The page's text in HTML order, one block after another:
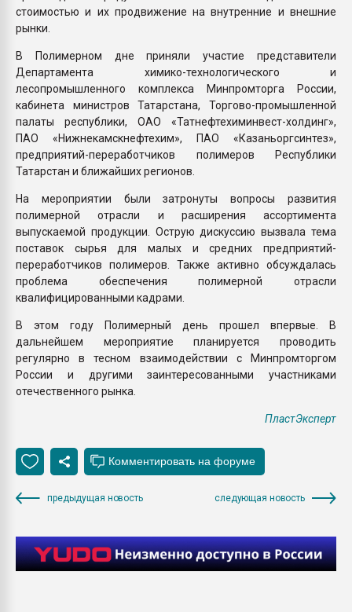
стоимостью и их продвижение на внутренние и внешние
рынки.
В Полимерном дне приняли участие представители
Департамента химико-технологического и
лесопромышленного комплекса Минпромторга России,
кабинета министров Татарстана, Торгово-промышленной
палаты республики, ОАО «Татнефтехиминвест-холдинг»,
ПАО «Нижнекамскнефтехим», ПАО «Казаньоргсинтез»,
предприятий-переработчиков полимеров Республики
Татарстан и ближайших регионов.
На мероприятии были затронуты вопросы развития
полимерной отрасли и расширения ассортимента
выпускаемой продукции. Острую дискуссию вызвала тема
поставок сырья для малых и средних предприятий-
переработчиков полимеров. Также активно обсуждалась
проблема обеспечения полимерной отрасли
квалифицированными кадрами.
В этом году Полимерный день прошел впервые. В
дальнейшем мероприятие планируется проводить
регулярно в тесном взаимодействии с Минпромторгом
России и другими заинтересованными участниками
отечественного рынка.
ПластЭксперт
предыдущая новость следующая новость